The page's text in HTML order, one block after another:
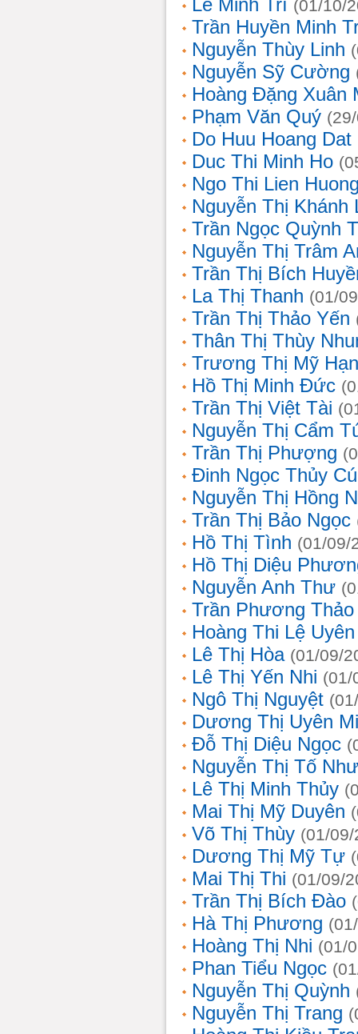
Lê Minh Trí (01/10/
Trần Huyền Minh
Nguyễn Thùy Linh
Nguyễn Sỹ Cường
Hoàng Đặng Xuân
Phạm Văn Quý
Do Huu Hoang Dat
Duc Thi Minh Ho
Ngo Thi Lien
Nguyễn Thị Khánh
Trần Ngọc Quỳnh
Nguyễn Thị Trâm
Trần Thị Bích
La Thị Thanh (01/
Trần Thị Thảo Yến
Thân Thị Thùy
Trương Thị Mỹ
Hồ Thị Minh Đức
Trần Thị Việt Tài
Nguyễn Thị Cẩm
Trần Thị Phượng
Đinh Ngọc Thủy
Nguyễn Thị Hồng
Trần Thị Bảo Ngọc
Hồ Thị Tình (01/09/
Hồ Thị Diệu
Nguyễn Anh Thư
Trần Phương Thảo
Hoàng Thi Lệ Uyên
Lê Thị Hòa (01/09/
Lê Thị Yến Nhi (01/
Ngô Thị Nguyệt
Dương Thị Uyên Mi
Đỗ Thị Diệu Ngọc
Nguyễn Thị Tố Như
Lê Thị Minh Thủy
Mai Thị Mỹ Duyên
Võ Thị Thùy (01/
Dương Thị Mỹ Tự
Mai Thị Thi (01/09/
Trần Thị Bích Đào
Hà Thị Phương
Hoàng Thị Nhi (01/
Phan Tiểu Ngọc
Nguyễn Thị Quỳnh
Nguyễn Thị Trang